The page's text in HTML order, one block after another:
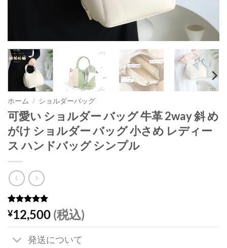
ホーム / ショルダーバッグ
可愛い ショルダー バッグ 牛革 2way 斜 め
がけ ショルダー バッグ 小さめ レディー
ス ハンドバッグ シンプル
4
件の利用者
評価に基づ
く5段階評
価のうち、
点
¥12,500 (税込)
発送について